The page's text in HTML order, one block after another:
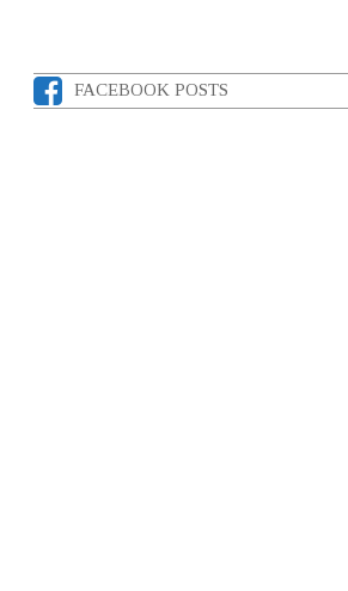
FACEBOOK POSTS